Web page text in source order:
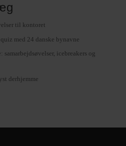
til kontoret
med 24 danske bynavne
icebreakers og
derhjemme